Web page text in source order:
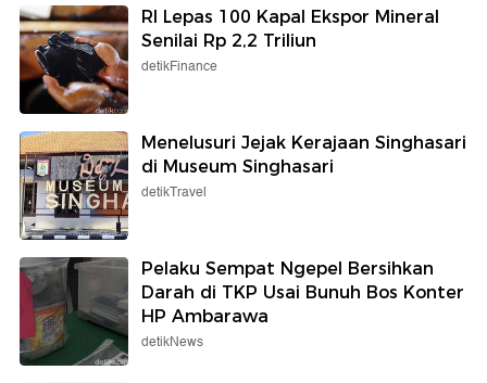
RI Lepas 100 Kapal Ekspor Mineral
Senilai Rp 2,2 Triliun
detikFinance
Menelusuri Jejak Kerajaan Singhasari
di Museum Singhasari
detikTravel
Pelaku Sempat Ngepel Bersihkan
Darah di TKP Usai Bunuh Bos Konter
HP Ambarawa
detikNews